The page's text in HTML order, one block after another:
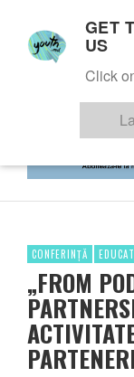
CONFERINȚĂ
„FROM
GET
US
Click